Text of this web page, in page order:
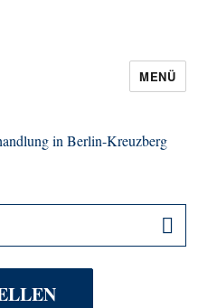
Buchhandlung in
MENÜ